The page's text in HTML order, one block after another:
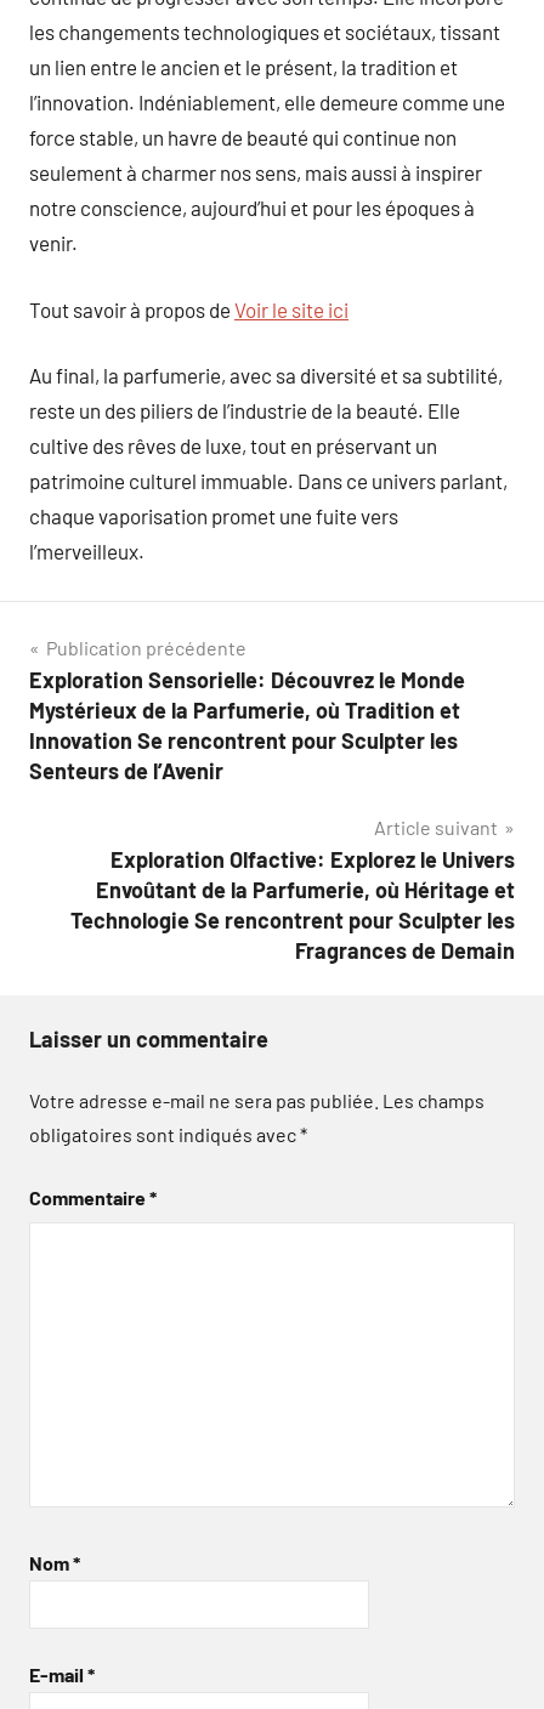
les changements technologiques et sociétaux, tissant
un lien entre le ancien et le présent, la tradition et
l’innovation. Indéniablement, elle demeure comme une
force stable, un havre de beauté qui continue non
seulement à charmer nos sens, mais aussi à inspirer
notre conscience, aujourd’hui et pour les époques à
venir.
Tout savoir à propos de Voir le site ici
Au final, la parfumerie, avec sa diversité et sa subtilité,
reste un des piliers de l’industrie de la beauté. Elle
cultive des rêves de luxe, tout en préservant un
patrimoine culturel immuable. Dans ce univers parlant,
chaque vaporisation promet une fuite vers
l’merveilleux.
Navigation
de
l’article
Publication précédente
Exploration Sensorielle: Découvrez le Monde
Mystérieux de la Parfumerie, où Tradition et
Innovation Se rencontrent pour Sculpter les
Senteurs de l’Avenir
Article suivant
Exploration Olfactive: Explorez le Univers
Envoûtant de la Parfumerie, où Héritage et
Technologie Se rencontrent pour Sculpter les
Fragrances de Demain
Laisser un commentaire
Votre adresse e-mail ne sera pas publiée. Les champs
obligatoires sont indiqués avec*
Commentaire*
Nom*
E-mail *